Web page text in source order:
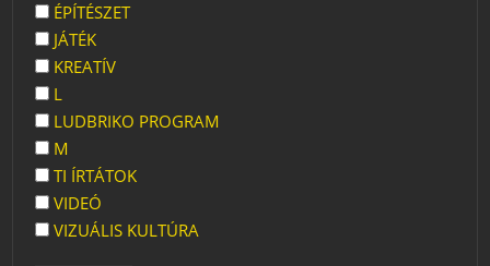
ÉPÍTÉSZET
JÁTÉK
KREATÍV
L
LUDBRIKO PROGRAM
M
TI ÍRTÁTOK
VIDEÓ
VIZUÁLIS KULTÚRA